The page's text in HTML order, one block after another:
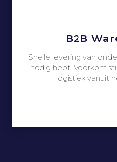
B2B
Snelle levering van
nodig hebt. Voorkom
logistiek vanuit